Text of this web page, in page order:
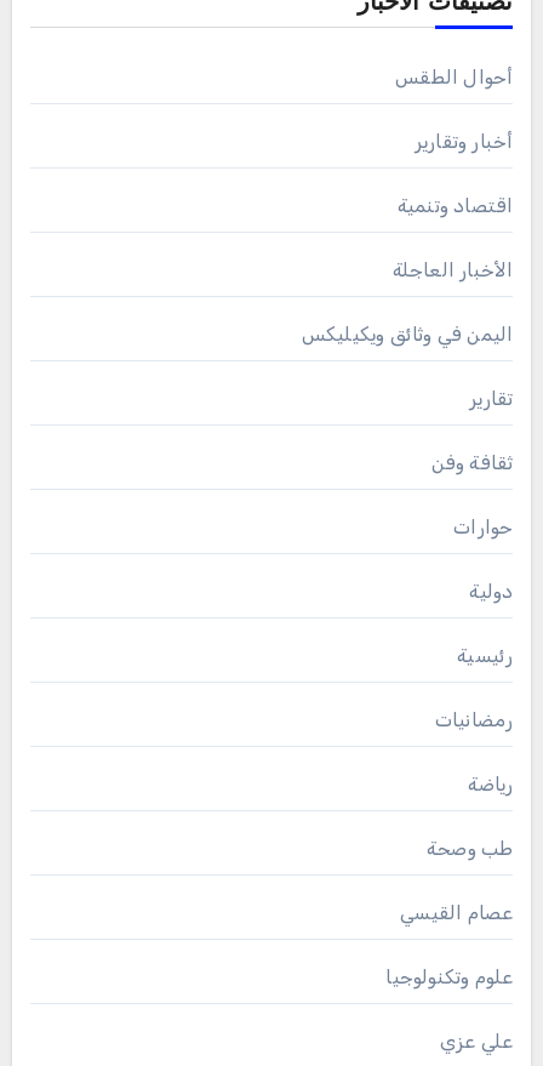
أحوال الطقس
أخبار وتقارير
اقتصاد وتنمية
الأخبار العاجلة
اليمن في وثائق ويكيليكس
تقارير
ثقافة وفن
حوارات
دولية
رئيسية
رمضانيات
رياضة
طب وصحة
عصام القيسي
علوم وتكنولوجيا
علي عزي